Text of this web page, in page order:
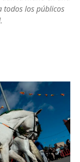
todos los públicos